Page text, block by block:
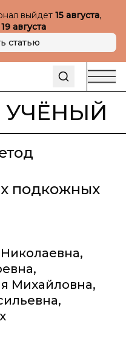
выйдет 15 августа,
19 августа
статью
подкожных
,
,
Михайловна,
,